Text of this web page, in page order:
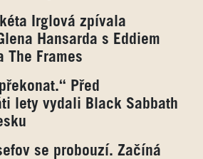
Irglová zpívala
Hansarda s Eddiem
The Frames
Před
lety vydali Black Sabbath
se probouzí. Začíná